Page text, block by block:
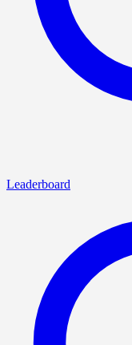
Leaderboard